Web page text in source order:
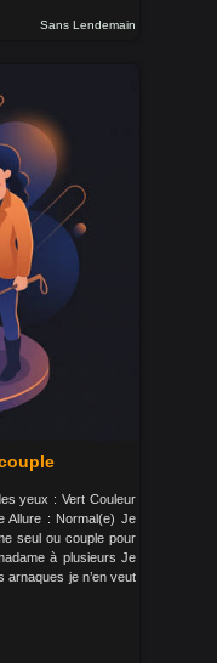
Sans Lendemain
yeux : Vert Couleur
Allure : Normal(e) Je
seul ou couple pour
à plusieurs Je
arnaques je n’en veut